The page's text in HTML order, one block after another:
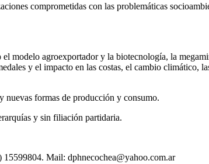
comprometidas con las problemáticas
el modelo agroexportador y la biotecnología, la
y el impacto en las costas, el cambio climático,
nuevas formas de producción y consumo.
y sin filiación partidaria.
15599804. Mail: dphnecochea@yahoo.com.ar